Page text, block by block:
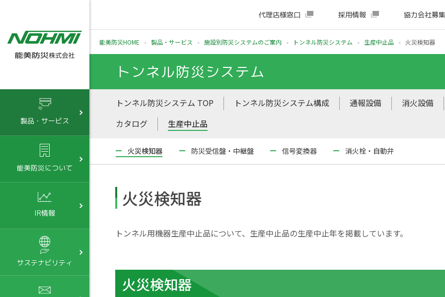
代理店様窓口 採用情報 協力会社募集
製品・サービス
能美防災について
IR情報
サステナビリティ
能美防災HOME 製品・サービス 施設別防災システムのご案内 トンネル防災システム 生産中止品 火災検知器
トンネル防災システム
トンネル防災システム TOP トンネル防災システム構成 通報設備 消火設備
カタログ
生産中止品
火災検知器 防災受信盤・中継盤 信号変換器 消火栓・自動弁
火災検知器
トンネル用機器生産中止品について、生産中止品の生産中止年を掲載しています。
火災検知器